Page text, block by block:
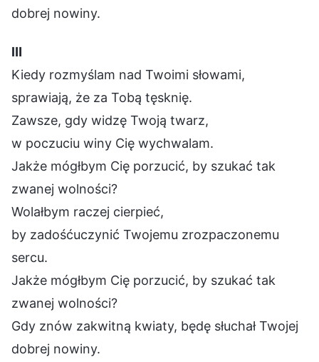
dobrej nowiny.
Ⅲ
Kiedy rozmyślam nad Twoimi słowami,
sprawiają, że za Tobą tęsknię.
Zawsze, gdy widzę Twoją twarz,
w poczuciu winy Cię wychwalam.
Jakże mógłbym Cię porzucić, by szukać tak
zwanej wolności?
Wolałbym raczej cierpieć,
by zadośćuczynić Twojemu zrozpaczonemu
sercu.
Jakże mógłbym Cię porzucić, by szukać tak
zwanej wolności?
Gdy znów zakwitną kwiaty, będę słuchał Twojej
dobrej nowiny.